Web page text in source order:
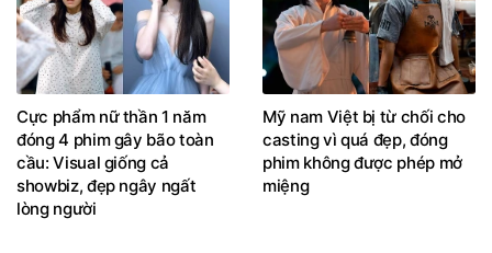
Cực phẩm nữ thần 1 năm
đóng 4 phim gây bão toàn
cầu: Visual giống cả
showbiz, đẹp ngây ngất
lòng người
Mỹ nam Việt bị từ chối cho
casting vì quá đẹp, đóng
phim không được phép mở
miệng